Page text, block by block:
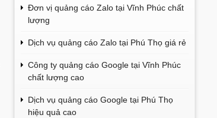
Đơn vị quảng cáo Zalo tại Vĩnh Phúc chất
lượng
Dịch vụ quảng cáo Zalo tại Phú Thọ giá rẻ
Công ty quảng cáo Google tại Vĩnh Phúc
chất lượng cao
Dịch vụ quảng cáo Google tại Phú Thọ
hiệu quả cao